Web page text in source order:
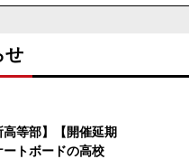
せ
高等部】【開催延期
トボードの高校